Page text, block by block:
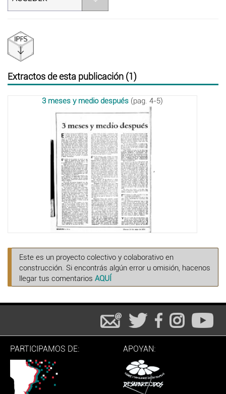
Extractos de esta publicación (1)
3 meses y medio después (pag. 4-5)
,
Este es un proyecto colectivo y colaborativo en
construcción. Si encontrás algún error u omisión, hacenos
llegar tus comentarios AQUÍ
PARTICIPAMOS DE: APOYAN: